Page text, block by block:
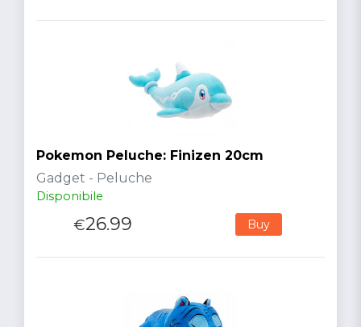
Pokemon Peluche: Finizen 20cm
Gadget - Peluche
Disponibile
€26.99 Buy